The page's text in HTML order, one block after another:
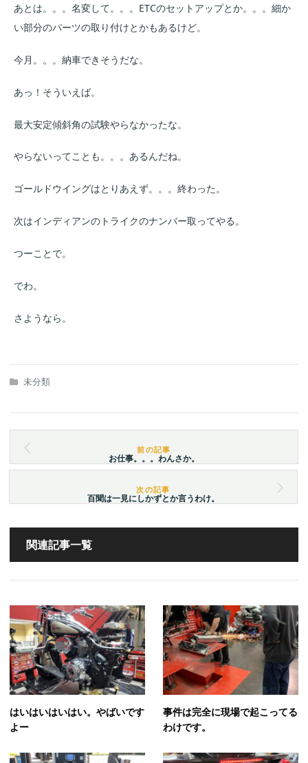
あとは。。。名変して。。。ETCのセットアップとか。。。細か
い部分のパーツの取り付けとかもあるけど。
今月。。。納車できそうだな。
あっ！そういえば。
最大安定傾斜角の試験やらなかったな。
やらないってことも。。。あるんだね。
ゴールドウイングはとりあえず。。。終わった。
次はインディアンのトライクのナンバー取ってやる。
つーことで。
でわ。
さようなら。
未分類
お仕事。。。わんさか。
百聞は一見にしかずとか言うわけ。
関連記事一覧
はいはいはいはい。やばいです
よー
事件は完全に現場で起こってる
わけです。